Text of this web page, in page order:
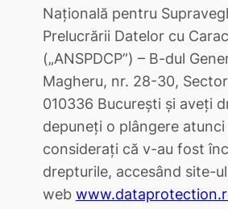
Națională pentru
Prelucrării Datelor cu
(„ANSPDCP”) – B-dul
Magheru, nr. 28-30,
010336 București și aveți
depuneți o plângere atunci
considerați că v-au fost
drepturile, accesând site-ul
web